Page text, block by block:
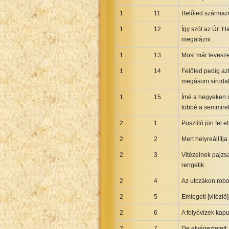
Greek NT Textus Receptus
Hebrew Modern Bible
Hebrew OT WM Leningrad Codex
Hungarian Karoli Bible
Indonesian Baru Bible
Indonesian Lama Bible
Italian Riveduta 1927 Bible
Korean Bible
1 11 Belõled
1 12
Így szól az Úr:
megalázni.
1 13 Most már
1 14
Felõled pedig
megásom
1 15
Ímé a
többé a
2 1 Pusztító jön fel
2 2 Mert
2 3
Vitézeinek
rengetik.
2 4 Az utczákon
2 5 Emlegeti
2 6 A folyóvizek